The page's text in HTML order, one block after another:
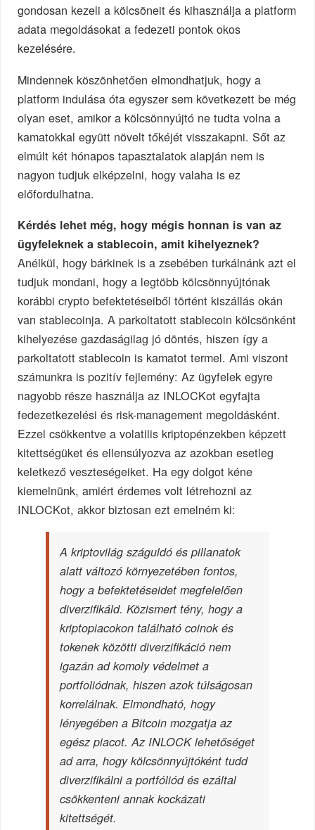
gondosan kezeli a kölcsöneit és kihasználja a platform
adata megoldásokat a fedezeti pontok okos
kezelésére.
Mindennek köszönhetően elmondhatjuk, hogy a
platform indulása óta egyszer sem következett be még
olyan eset, amikor a kölcsönnyújtó ne tudta volna a
kamatokkal együtt növelt tőkéjét visszakapni. Sőt az
elmúlt két hónapos tapasztalatok alapján nem is
nagyon tudjuk elképzelni, hogy valaha is ez
előfordulhatna.
Kérdés lehet még, hogy mégis honnan is van az
ügyfeleknek a stablecoin, amit kihelyeznek?
Anélkül, hogy bárkinek is a zsebében turkálnánk azt el
tudjuk mondani, hogy a legtöbb kölcsönnyújtónak
korábbi crypto befektetéseiből történt kiszállás okán
van stablecoinja. A parkoltatott stablecoin kölcsönként
kihelyezése gazdaságilag jó döntés, hiszen így a
parkoltatott stablecoin is kamatot termel. Ami viszont
számunkra is pozitív fejlemény: Az ügyfelek egyre
nagyobb része használja az INLOCKot egyfajta
fedezetkezelési és risk-management megoldásként.
Ezzel csökkentve a volatilis kriptopénzekben képzett
kitettségüket és ellensúlyozva az azokban esetleg
keletkező veszteségeiket. Ha egy dolgot kéne
kiemelnünk, amiért érdemes volt létrehozni az
INLOCKot, akkor biztosan ezt emelném ki:
A kriptovilág száguldó és pillanatok
alatt változó környezetében fontos,
hogy a befektetéseidet megfelelően
diverzifikáld. Közismert tény, hogy a
kriptopiacokon található coinok és
tokenek közötti diverzifikáció nem
igazán ad komoly védelmet a
portfoliódnak, hiszen azok túlságosan
korrelálnak. Elmondható, hogy
lényegében a Bitcoin mozgatja az
egész piacot. Az INLOCK lehetőséget
ad arra, hogy kölcsönnyújtóként tudd
diverzifikálni a portfóliód és ezáltal
csökkenteni annak kockázati
kitettségét.